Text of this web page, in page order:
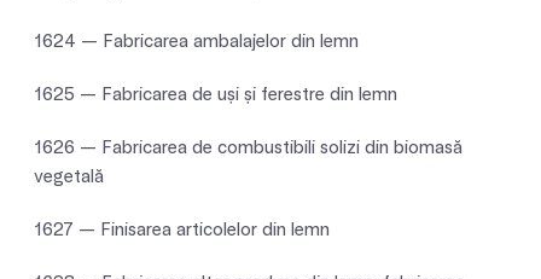
1624 — Fabricarea ambalajelor din lemn
1625 — Fabricarea de uși și ferestre din lemn
1626 — Fabricarea de combustibili solizi din biomasă
vegetală
1627 — Finisarea articolelor din lemn